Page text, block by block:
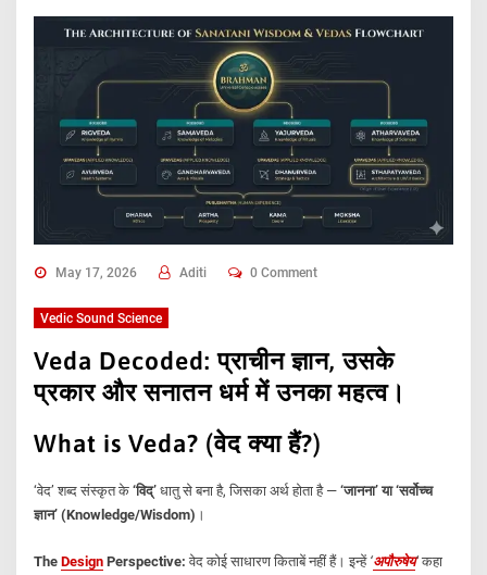
May 17, 2026 Aditi 0 Comment
Vedic Sound Science
Veda Decoded: प्राचीन ज्ञान, उसके
प्रकार और सनातन धर्म में उनका महत्व।
What is Veda? (वेद क्या हैं?)
‘वेद’ शब्द संस्कृत के‘विद्’ धातु से बना है, जिसका अर्थ होता है —‘जानना’ या ‘सर्वोच्च
ज्ञान’ (Knowledge/Wisdom) ।
TheDesign Perspective: वेद कोई साधारण किताबें नहीं हैं। इन्हें ‘अपौरुषेय‘ कहा